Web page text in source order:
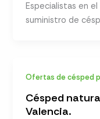
Especialistas en
suministro de
Ofertas de césped
Césped
Valencia.